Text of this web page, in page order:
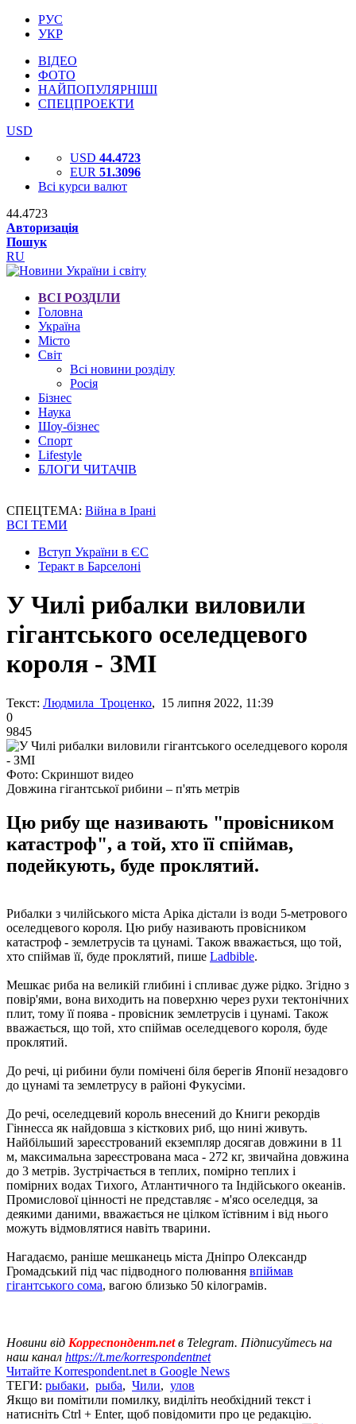
РУС
УКР
ВІДЕО
ФОТО
НАЙПОПУЛЯРНІШІ
СПЕЦПРОЕКТИ
USD
USD 44.4723
EUR 51.3096
Всі курси валют
44.4723
Авторизація
Пошук
RU
ВСІ РОЗДІЛИ
Головна
Україна
Місто
Світ
Всі новини розділу
Росія
Бізнес
Наука
Шоу-бізнес
Спорт
Lifestyle
БЛОГИ ЧИТАЧІВ
СПЕЦТЕМА: Війна в Ірані
ВСІ ТЕМИ
Вступ України в ЄС
Теракт в Барселоні
У Чилі рибалки виловили
гігантського оселедцевого
короля - ЗМІ
Текст: Людмила Троценко, 15 липня 2022, 11:39
0
9845
Фото: Скриншот видео
Довжина гігантської рибини – п'ять метрів
Цю рибу ще називають "провісником
катастроф", а той, хто її спіймав,
подейкують, буде проклятий.
Рибалки з чилійського міста Аріка дістали із води 5-метрового
оселедцевого короля. Цю рибу називають провісником
катастроф - землетрусів та цунамі. Також вважається, що той,
хто спіймав її, буде проклятий, пише Ladbible.
Мешкає риба на великій глибині і спливає дуже рідко. Згідно з
повір'ями, вона виходить на поверхню через рухи тектонічних
плит, тому її поява - провісник землетрусів і цунамі. Також
вважається, що той, хто спіймав оселедцевого короля, буде
проклятий.
До речі, ці рибини були помічені біля берегів Японії незадовго
до цунамі та землетрусу в районі Фукусіми.
До речі, оселедцевий король внесений до Книги рекордів
Гіннесса як найдовша з кісткових риб, що нині живуть.
Найбільший зареєстрований екземпляр досягав довжини в 11
м, максимальна зареєстрована маса - 272 кг, звичайна довжина
до 3 метрів. Зустрічається в теплих, помірно теплих і
помірних водах Тихого, Атлантичного та Індійського океанів.
Промислової цінності не представляє - м'ясо оселедця, за
деякими даними, вважається не цілком їстівним і від нього
можуть відмовлятися навіть тварини.
Нагадаємо, раніше мешканець міста Дніпро Олександр
Громадський під час підводного полювання впіймав
гігантського сома, вагою близько 50 кілограмів.
Новини від Корреспондент.netв Telegram. Підписуйтесь на
наш канал https://t.me/korrespondentnet
Читайте Korrespondent.net в Google News
ТЕГИ: рыбаки, рыба, Чили, улов
Якщо ви помітили помилку, виділіть необхідний текст і
натисніть Ctrl + Enter, щоб повідомити про це редакцію.